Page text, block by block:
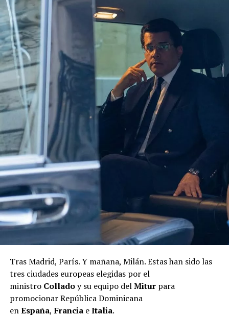
Tras Madrid, París. Y mañana, Milán. Estas han sido las
tres ciudades europeas elegidas por el
ministro Colladoy su equipo delMiturpara
promocionar República Dominicana
enEspaña, Francia eItalia.